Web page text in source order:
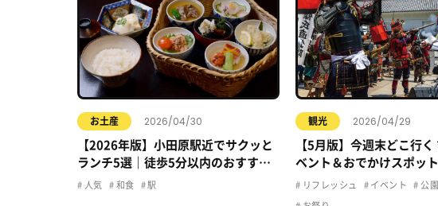
お土産 2026/04/30
【2026年版】小田原駅近でサクッと
ランチ5選｜徒歩5分以内のおすすめ
店まとめ
人気 和食 駅
観光 2026/04/29
【5月版】今週末どこ行く
ベント＆おでかけスポッ
リフレッシュ イベント 公園